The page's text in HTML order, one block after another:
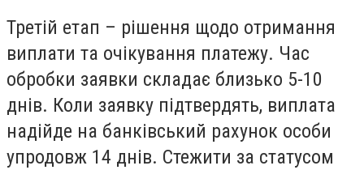
Третій етап – рішення щодо отримання
виплати та очікування платежу. Час
обробки заявки складає близько 5-10
днів. Коли заявку підтвердять, виплата
надійде на банківський рахунок особи
упродовж 14 днів. Стежити за статусом